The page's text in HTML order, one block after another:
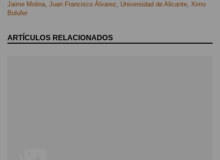
Jaime Molina, Juan Francisco Álvarez, Universidad de Alicante, Ximo
Bolufer
ARTÍCULOS RELACIONADOS